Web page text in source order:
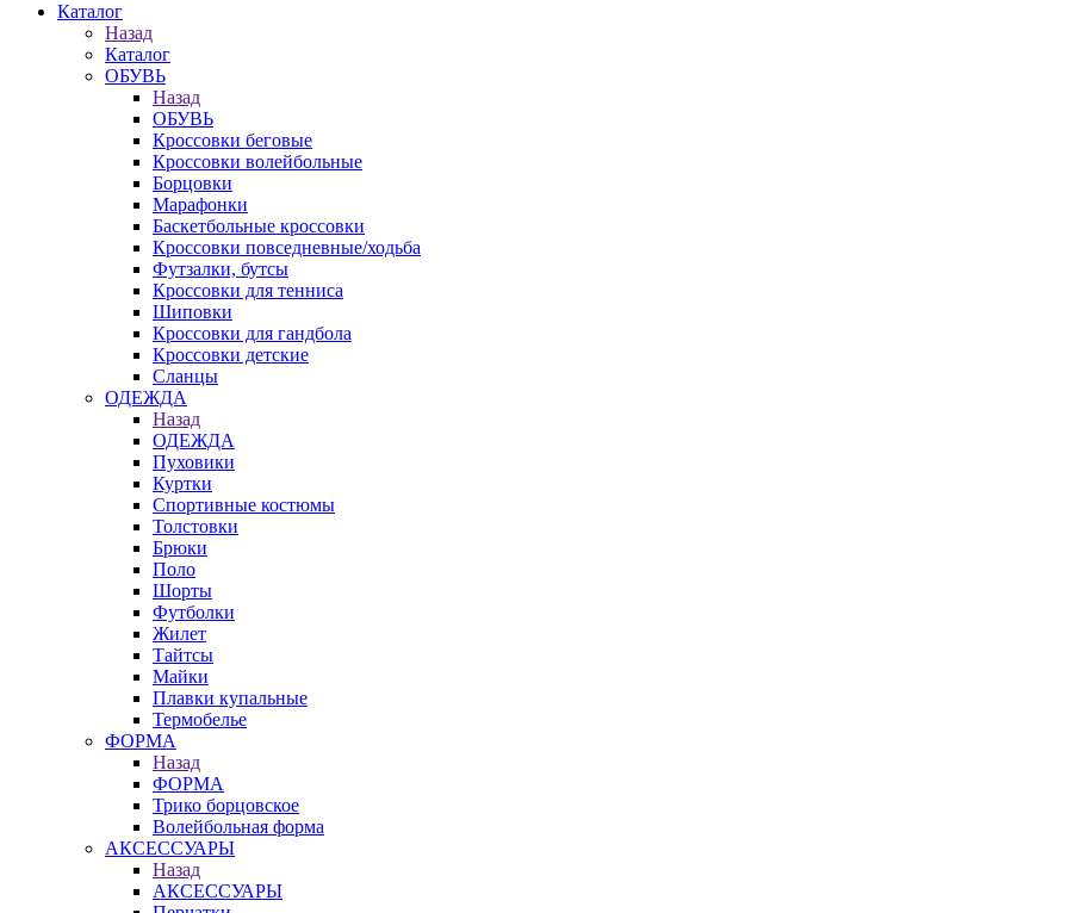
Каталог
Назад
Каталог
ОБУВЬ
Назад
ОБУВЬ
Кроссовки беговые
Кроссовки волейбольные
Борцовки
Марафонки
Баскетбольные кроссовки
Кроссовки повседневные/ходьба
Футзалки, бутсы
Кроссовки для тенниса
Шиповки
Кроссовки для гандбола
Кроссовки детские
Сланцы
ОДЕЖДА
Назад
ОДЕЖДА
Пуховики
Куртки
Спортивные костюмы
Толстовки
Брюки
Поло
Шорты
Футболки
Жилет
Тайтсы
Майки
Плавки купальные
Термобелье
ФОРМА
Назад
ФОРМА
Трико борцовское
Волейбольная форма
АКСЕССУАРЫ
Назад
АКСЕССУАРЫ